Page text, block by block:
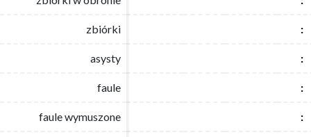
zbiórki :
asysty :
faule :
faule wymuszone :
zbiórki :
asysty :
faule :
faule wymuszone :